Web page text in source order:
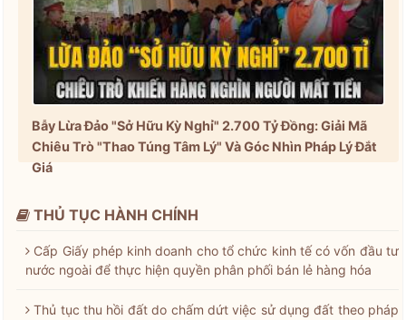
Bẫy Lừa Đảo "Sở Hữu Kỳ Nghỉ" 2.700 Tỷ Đồng: Giải Mã
Chiêu Trò "Thao Túng Tâm Lý" Và Góc Nhìn Pháp Lý Đắt
Giá
THỦ TỤC HÀNH CHÍNH
Cấp Giấy phép kinh doanh cho tổ chức kinh tế có vốn đầu tư
nước ngoài để thực hiện quyền phân phối bán lẻ hàng hóa
Thủ tục thu hồi đất do chấm dứt việc sử dụng đất theo pháp